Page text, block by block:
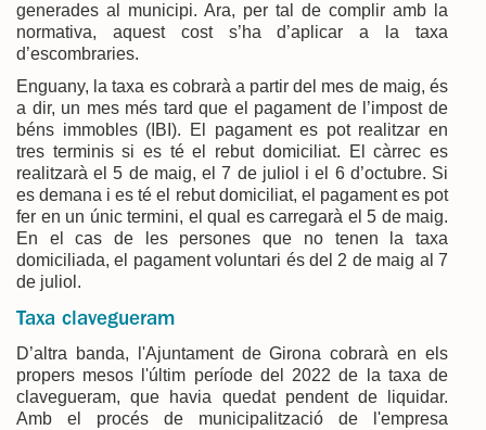
generades al municipi. Ara, per tal de complir amb la
normativa, aquest cost s’ha d’aplicar a la taxa
d’escombraries.
Enguany, la taxa es cobrarà a partir del mes de maig, és
a dir, un mes més tard que el pagament de l’impost de
béns immobles (IBI). El pagament es pot realitzar en
tres terminis si es té el rebut domiciliat. El càrrec es
realitzarà el 5 de maig, el 7 de juliol i el 6 d’octubre. Si
es demana i es té el rebut domiciliat, el pagament es pot
fer en un únic termini, el qual es carregarà el 5 de maig.
En el cas de les persones que no tenen la taxa
domiciliada, el pagament voluntari és del 2 de maig al 7
de juliol.
Taxa clavegueram
D’altra banda, l'Ajuntament de Girona cobrarà en els
propers mesos l'últim període del 2022 de la taxa de
clavegueram, que havia quedat pendent de liquidar.
Amb el procés de municipalització de l'empresa